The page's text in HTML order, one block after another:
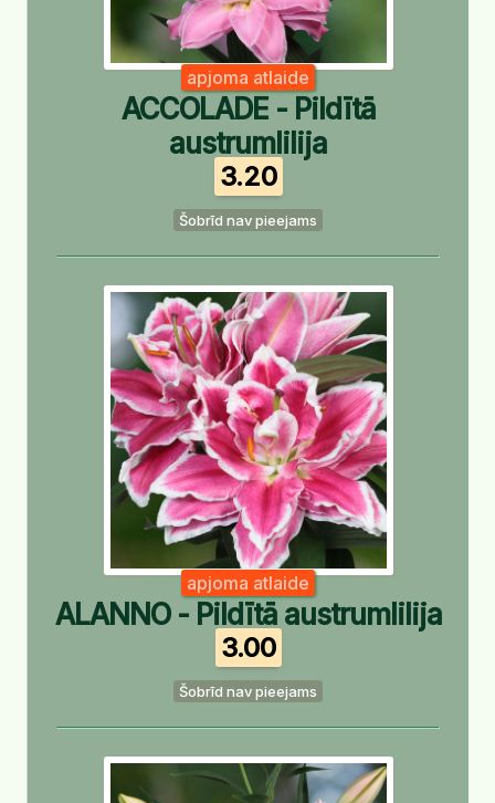
apjoma atlaide
ACCOLADE - Pildītā
austrumlilija
3.20
Šobrīd nav pieejams
apjoma atlaide
ALANNO - Pildītā austrumlilija
3.00
Šobrīd nav pieejams